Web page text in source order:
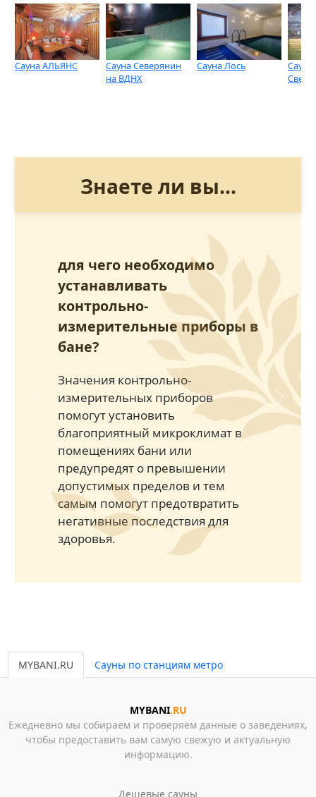
Сауна АЛЬЯНС
Сауна Северянин
на ВДНХ
Сауна Лось
Сауна
Знаете ли вы...
для чего необходимо
устанавливать
контрольно-
измерительные приборы в
бане?
Значения контрольно-
измерительных приборов
помогут установить
благоприятный микроклимат в
помещениях бани или
предупредят о превышении
допустимых пределов и тем
самым помогут предотвратить
негативные последствия для
здоровья.
Previous Next
MYBANI.RU Сауны по станциям метро
MYBANI.RU
Ежедневно мы собираем и проверяем данные о заведениях,
чтобы предоставить вам самую свежую и актуальную
информацию.
Дешевые сауны